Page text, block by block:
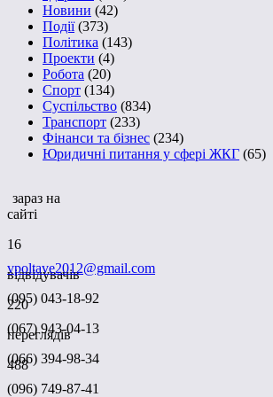
Новини (42)
Події(373)
Політика (143)
Проекти (4)
Робота (20)
Спорт (134)
Суспільство (834)
Транспорт (233)
Фінанси та бізнес (234)
Юридичні питання у сфері ЖКГ (65)
зараз на
сайті
16
відвідувачів
220
переглядів
488
vpoltave2012@gmail.com
(095) 043-18-92
(067) 943-04-13
(066) 394-98-34
(096) 749-87-41